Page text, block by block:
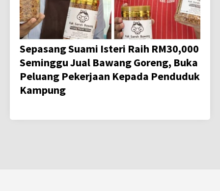
Sepasang Suami Isteri Raih RM30,000
Seminggu Jual Bawang Goreng, Buka
Peluang Pekerjaan Kepada Penduduk
Kampung